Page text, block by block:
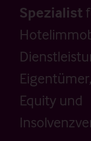
Spezialist
Equity und